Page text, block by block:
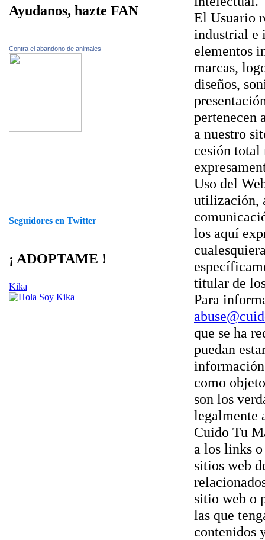
Ayudanos, hazte FAN
Contra el abandono de animales
Seguidores en Twitter
¡ ADOPTAME !
Kika
El Usuario
industrial e
elementos
marcas,
diseños,
pertenecen
a nuestro
cesión total
Uso del
utilización,
los aquí
titular de
Para
que se ha
puedan
como
son los
legalmente
Cuido Tu
a los links
sitios web
sitio web o
las que
contenidos